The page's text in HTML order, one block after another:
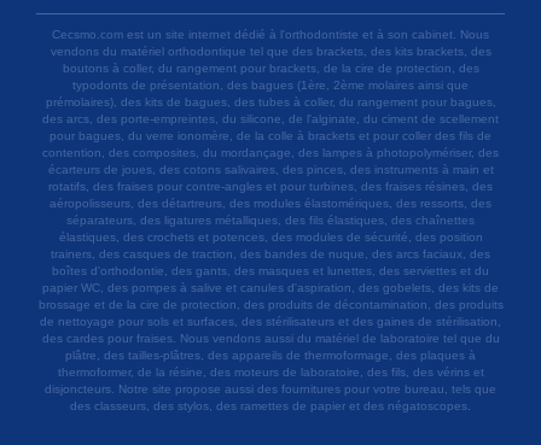
Cecsmo.com est un site internet dédié à l'orthodontiste et à son cabinet. Nous
vendons du matériel orthodontique tel que des brackets, des kits brackets, des
boutons à coller, du rangement pour brackets, de la cire de protection, des
typodonts de présentation, des bagues (1ère, 2ème molaires ainsi que
prémolaires), des kits de bagues, des tubes à coller, du rangement pour bagues,
des arcs, des porte-empreintes, du silicone, de l'alginate, du ciment de scellement
pour bagues, du verre ionomère, de la colle à brackets et pour coller des fils de
contention, des composites, du mordançage, des lampes à photopolymériser, des
écarteurs de joues, des cotons salivaires, des pinces, des instruments à main et
rotatifs, des fraises pour contre-angles et pour turbines, des fraises résines, des
aéropolisseurs, des détartreurs, des modules élastomériques, des ressorts, des
séparateurs, des ligatures métalliques, des fils élastiques, des chaînettes
élastiques, des crochets et potences, des modules de sécurité, des position
trainers, des casques de traction, des bandes de nuque, des arcs faciaux, des
boîtes d'orthodontie, des gants, des masques et lunettes, des serviettes et du
papier WC, des pompes à salive et canules d'aspiration, des gobelets, des kits de
brossage et de la cire de protection, des produits de décontamination, des produits
de nettoyage pour sols et surfaces, des stérilisateurs et des gaines de stérilisation,
des cardes pour fraises. Nous vendons aussi du matériel de laboratoire tel que du
plâtre, des tailles-plâtres, des appareils de thermoformage, des plaques à
thermoformer, de la résine, des moteurs de laboratoire, des fils, des vérins et
disjoncteurs. Notre site propose aussi des fournitures pour votre bureau, tels que
des classeurs, des stylos, des ramettes de papier et des négatoscopes.